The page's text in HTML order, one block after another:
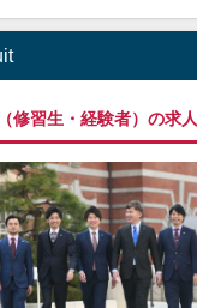
修習生・経験者）の求人